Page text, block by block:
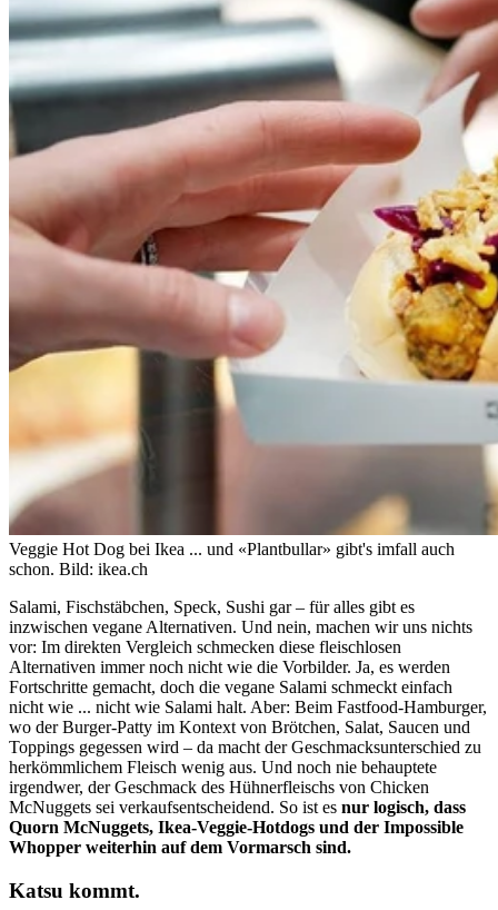
Veggie Hot Dog bei Ikea ... und «Plantbullar» gibt's imfall auch
schon. Bild: ikea.ch
Salami, Fischstäbchen, Speck, Sushi gar – für alles gibt es
inzwischen vegane Alternativen. Und nein, machen wir uns nichts
vor: Im direkten Vergleich schmecken diese fleischlosen
Alternativen immer noch nicht wie die Vorbilder. Ja, es werden
Fortschritte gemacht, doch die vegane Salami schmeckt einfach
nicht wie ... nicht wie Salami halt. Aber: Beim Fastfood-Hamburger,
wo der Burger-Patty im Kontext von Brötchen, Salat, Saucen und
Toppings gegessen wird – da macht der Geschmacksunterschied zu
herkömmlichem Fleisch wenig aus. Und noch nie behauptete
irgendwer, der Geschmack des Hühnerfleischs von Chicken
McNuggets sei verkaufsentscheidend. So ist es nur logisch, dass
Quorn McNuggets, Ikea-Veggie-Hotdogs und der Impossible
Whopper weiterhin auf dem Vormarsch sind.
Katsu kommt.